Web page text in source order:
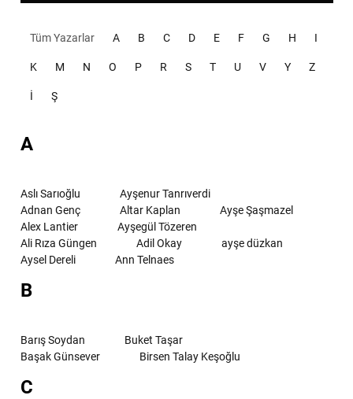
Tüm Yazarlar A B C D E F G H I
K M N O P R S T U V Y Z
İ Ş
A
Aslı Sarıoğlu
Ayşenur Tanrıverdi
Adnan Genç
Altar Kaplan
Ayşe Şaşmazel
Alex Lantier
Ayşegül Tözeren
Ali Rıza Güngen
Adil Okay
ayşe düzkan
Aysel Dereli
Ann Telnaes
B
Barış Soydan
Buket Taşar
Başak Günsever
Birsen Talay Keşoğlu
C